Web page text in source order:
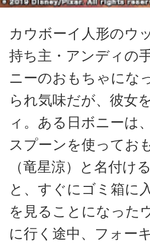
カウボーイ人形のウ
持ち主・アンディの
ニーのおもちゃにな
られ気味だが、彼女
ィ。ある日ボニーは
スプーンを使ってお
（竜星涼）と名付け
と、すぐにゴミ箱に
を見ることになった
に行く途中、フォー